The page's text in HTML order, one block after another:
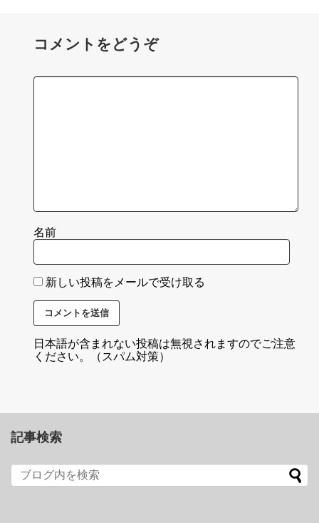
コメントをどうぞ
名前
新しい投稿をメールで受け取る
日本語が含まれない投稿は無視されますのでご注意
ください。（スパム対策）
記事検索